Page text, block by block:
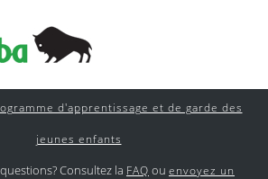
d'apprentissage et de garde des
jeunes enfants
Consultez la FAQ ou envoyez un